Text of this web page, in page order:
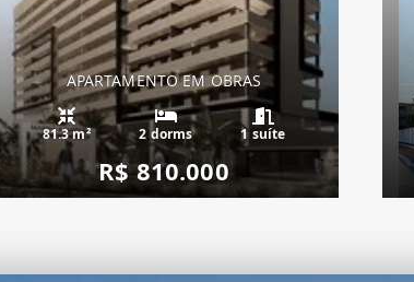
APARTAMENTO EM OBRAS
81.3 m² 2 dorms 1 suíte
R$ 810.000